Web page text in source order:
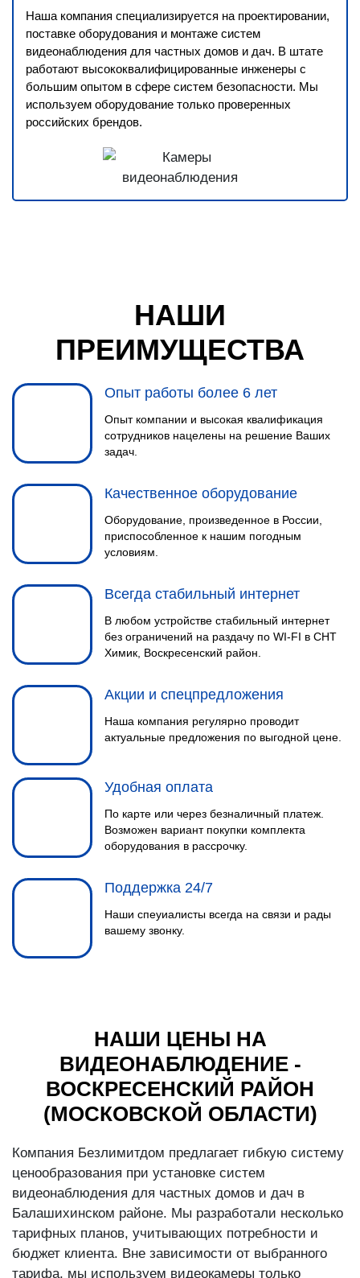
Наша компания специализируется на проектировании,
поставке оборудования и монтаже систем
видеонаблюдения для частных домов и дач. В штате
работают высококвалифицированные инженеры с
большим опытом в сфере систем безопасности. Мы
используем оборудование только проверенных
российских брендов.
НАШИ
ПРЕИМУЩЕСТВА
Опыт работы более 6 лет
Опыт компании и высокая квалификация
сотрудников нацелены на решение Ваших
задач.
Качественное оборудование
Оборудование, произведенное в России,
приспособленное к нашим погодным
условиям.
Всегда стабильный интернет
В любом устройстве стабильный интернет
без ограничений на раздачу по WI-FI в СНТ
Химик, Воскресенский район.
Акции и спецпредложения
Наша компания регулярно проводит
актуальные предложения по выгодной цене.
Удобная оплата
По карте или через безналичный платеж.
Возможен вариант покупки комплекта
оборудования в рассрочку.
Поддержка 24/7
Наши спеуиалисты всегда на связи и рады
вашему звонку.
НАШИ ЦЕНЫ НА
ВИДЕОНАБЛЮДЕНИЕ -
ВОСКРЕСЕНСКИЙ РАЙОН
(МОСКОВСКОЙ ОБЛАСТИ)
Компания Безлимитдом предлагает гибкую систему
ценообразования при установке систем
видеонаблюдения для частных домов и дач в
Балашихинском районе. Мы разработали несколько
тарифных планов, учитывающих потребности и
бюджет клиента. Вне зависимости от выбранного
тарифа, мы используем видеокамеры только